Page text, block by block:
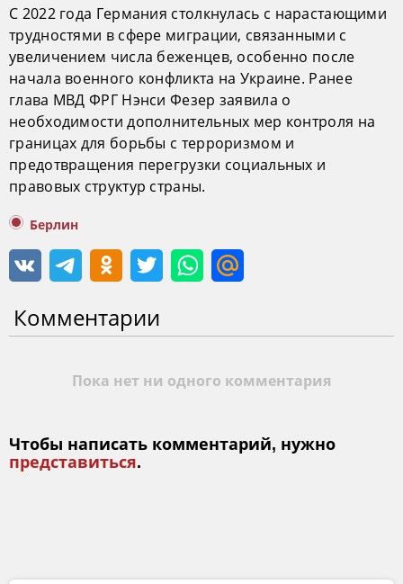
С 2022 года Германия столкнулась с нарастающими
трудностями в сфере миграции, связанными с
увеличением числа беженцев, особенно после
начала военного конфликта на Украине. Ранее
глава МВД ФРГ Нэнси Фезер заявила о
необходимости дополнительных мер контроля на
границах для борьбы с терроризмом и
предотвращения перегрузки социальных и
правовых структур страны.
Берлин
Комментарии
Пока нет ни одного комментария
Чтобы написать комментарий, нужно
представиться.